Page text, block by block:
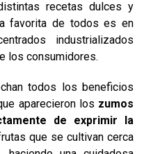
recetas dulces y
favorita de todos es en
industrializados
los consumidores.
todos los beneficios
aparecieron los zumos
de exprimir la
que se cultivan cerca